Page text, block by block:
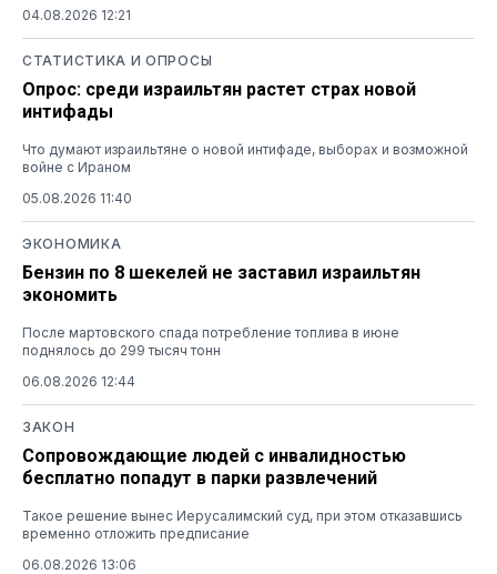
04.08.2026 12:21
СТАТИСТИКА И ОПРОСЫ
Опрос: среди израильтян растет страх новой
интифады
Что думают израильтяне о новой интифаде, выборах и возможной
войне с Ираном
05.08.2026 11:40
ЭКОНОМИКА
Бензин по 8 шекелей не заставил израильтян
экономить
После мартовского спада потребление топлива в июне
поднялось до 299 тысяч тонн
06.08.2026 12:44
ЗАКОН
Сопровождающие людей с инвалидностью
бесплатно попадут в парки развлечений
Такое решение вынес Иерусалимский суд, при этом отказавшись
временно отложить предписание
06.08.2026 13:06